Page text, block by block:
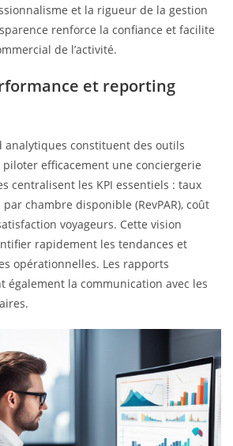
et la rigueur de la gestion
renforce la confiance et facilite
de l’activité.
et reporting
analytiques constituent des outils
efficacement une conciergerie
centralisent les KPI essentiels : taux
par chambre disponible (RevPAR), coût
voyageurs. Cette vision
rapidement les tendances et
opérationnelles. Les rapports
également la communication avec les